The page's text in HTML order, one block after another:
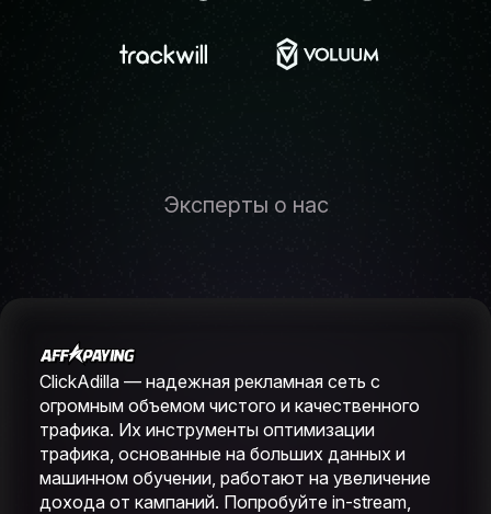
Эксперты о нас
ClickAdilla — надежная рекламная сеть с
огромным объемом чистого и качественного
трафика. Их инструменты оптимизации
трафика, основанные на больших данных и
машинном обучении, работают на увеличение
дохода от кампаний. Попробуйте in-stream,